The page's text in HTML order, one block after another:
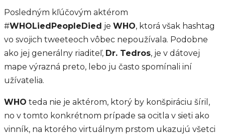
Posledným kľúčovým aktérom
#WHOLiedPeopleDied je WHO, ktorá však hashtag
vo svojich tweeteoch vôbec nepoužívala. Podobne
ako jej generálny riaditeľ, Dr. Tedros, je v dátovej
mape výrazná preto, lebo ju často spomínali iní
užívatelia.
WHO teda nie je aktérom, ktorý by konšpiráciu šíril,
no v tomto konkrétnom prípade sa ocitla v sieti ako
vinník, na ktorého virtuálnym prstom ukazujú všetci